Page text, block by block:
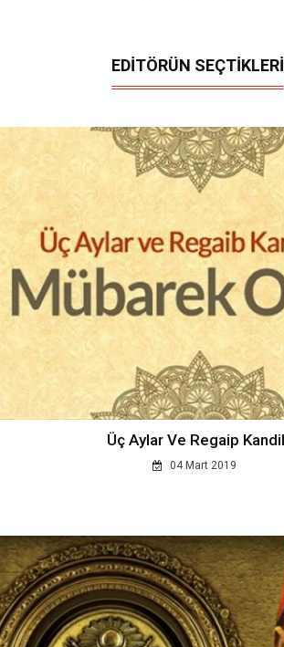
EDİTÖRÜN SEÇTİKLERİ
Üç Aylar Ve Regaip
04 Mart 2019